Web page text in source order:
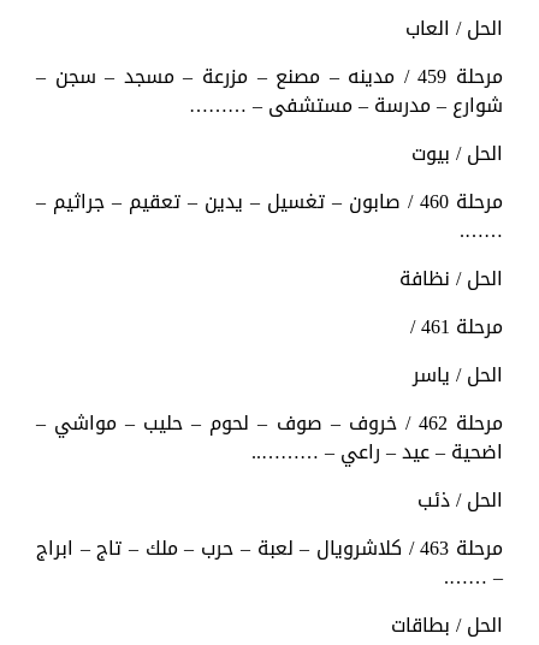
الحل / العاب
مرحلة 459 / مدينه – مصنع – مزرعة – مسجد – سجن –
شوارع – مدرسة – مستشفى – ………
الحل / بيوت
مرحلة 460 / صابون – تغسيل – يدين – تعقيم – جراثيم –
…….
الحل / نظافة
مرحلة 461 /
الحل / ياسر
مرحلة 462 / خروف – صوف – لحوم – حليب – مواشي –
اضحية – عيد – راعي – ………..
الحل / ذئب
مرحلة 463 / كلاشرويال – لعبة – حرب – ملك – تاج – ابراج
– …….
الحل / بطاقات